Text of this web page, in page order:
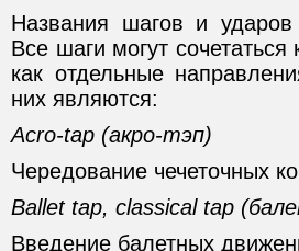
Названия шагов и ударов
Все шаги могут
как отдельные
них являются:
Acro-tap (акро-тэп)
Чередование чечеточных
Ballet tap, classical tap
Введение балетных